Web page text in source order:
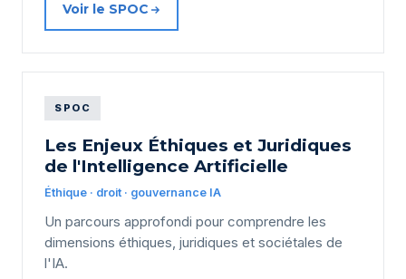
Voir le SPOC
SPOC
Les Enjeux Éthiques et Juridiques
de l'Intelligence Artificielle
Éthique · droit · gouvernance IA
Un parcours approfondi pour comprendre les
dimensions éthiques, juridiques et sociétales de
l'IA.